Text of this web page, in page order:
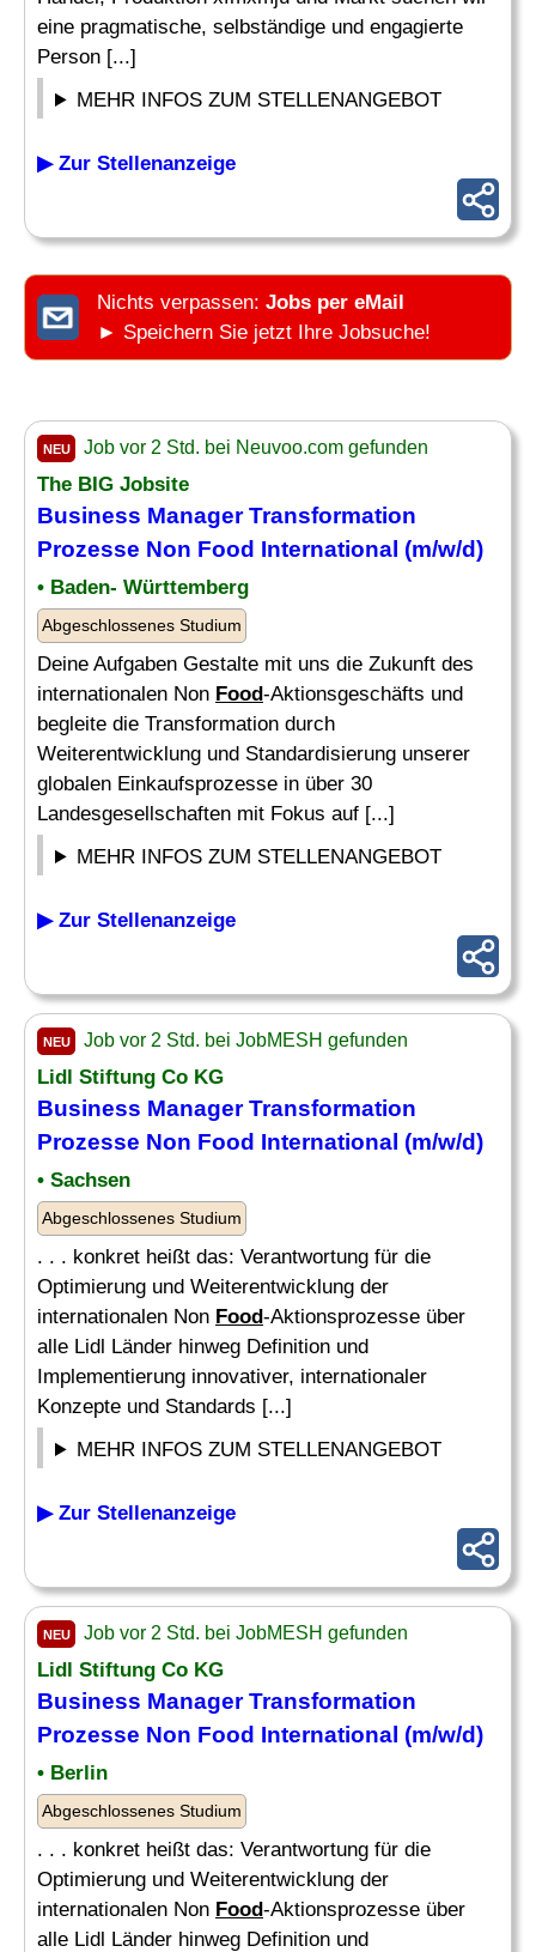
eine pragmatische, selbständige und engagierte
Person [...]
MEHR INFOS ZUM STELLENANGEBOT
▶ Zur Stellenanzeige
Nichts verpassen: Jobs per eMail
► Speichern Sie jetzt Ihre Jobsuche!
NEU Job vor 2 Std. bei Neuvoo.com gefunden
The BIG Jobsite
Business ManagerTransformation
Prozesse Non Food International (m/w/d)
• Baden- Württemberg
Abgeschlossenes Studium
Deine Aufgaben Gestalte mit uns die Zukunft des
internationalen Non Food-Aktionsgeschäfts und
begleite die Transformation durch
Weiterentwicklung und Standardisierung unserer
globalen Einkaufsprozesse in über 30
Landesgesellschaften mit Fokus auf [...]
MEHR INFOS ZUM STELLENANGEBOT
▶ Zur Stellenanzeige
NEU Job vor 2 Std. bei JobMESH gefunden
Lidl Stiftung Co KG
Business ManagerTransformation
Prozesse Non Food International (m/w/d)
• Sachsen
Abgeschlossenes Studium
. . . konkret heißt das: Verantwortung für die
Optimierung und Weiterentwicklung der
internationalen Non Food-Aktionsprozesse über
alle Lidl Länder hinweg Definition und
Implementierung innovativer, internationaler
Konzepte und Standards [...]
MEHR INFOS ZUM STELLENANGEBOT
▶ Zur Stellenanzeige
NEU Job vor 2 Std. bei JobMESH gefunden
Lidl Stiftung Co KG
Business ManagerTransformation
Prozesse Non Food International (m/w/d)
• Berlin
Abgeschlossenes Studium
. . . konkret heißt das: Verantwortung für die
Optimierung und Weiterentwicklung der
internationalen Non Food-Aktionsprozesse über
alle Lidl Länder hinweg Definition und